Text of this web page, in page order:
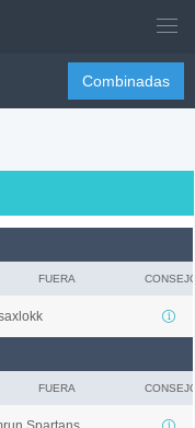
Combinadas
FUERA
FUERA